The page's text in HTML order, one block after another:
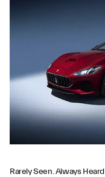
Rarely Seen. Always Heard